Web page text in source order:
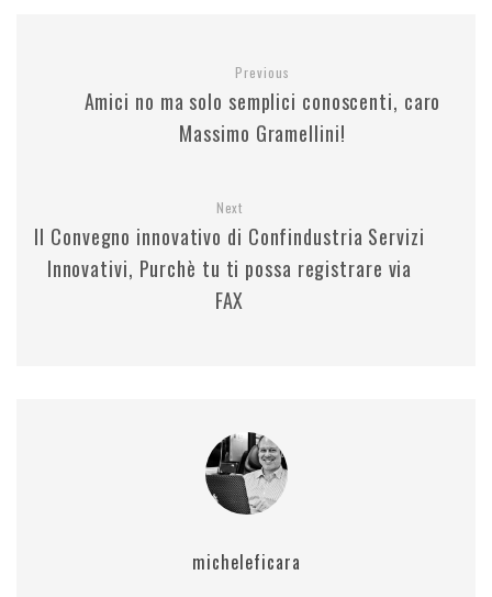
Previous
Amici no ma solo semplici conoscenti, caro
Massimo Gramellini!
Next
Il Convegno innovativo di Confindustria Servizi
Innovativi, Purchè tu ti possa registrare via
FAX
micheleficara